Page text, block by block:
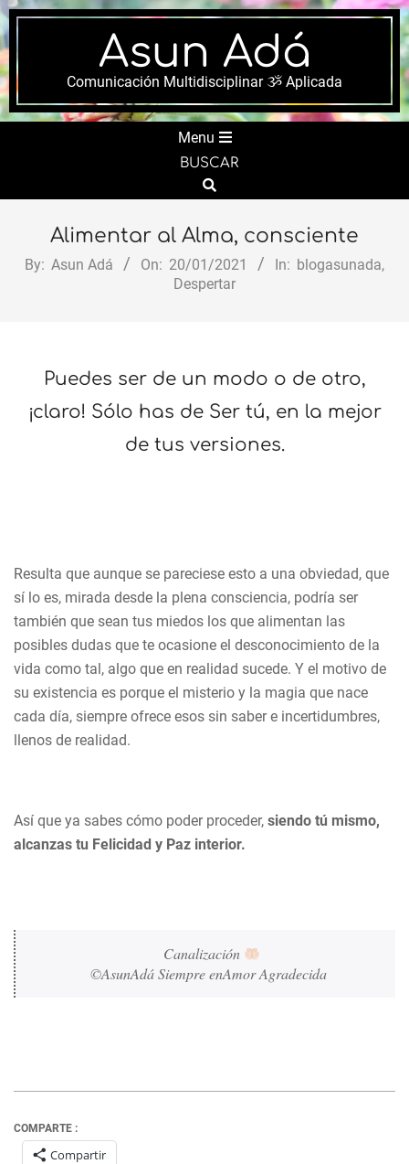
Skip
to
content
Asun Adá
Comunicación Multidisciplinar ૐ Aplicada
Menu
BUSCAR
Search
Alimentar al Alma, consciente
By: Asun Adá On: 20/01/2021 In: blogasunada,
Despertar
Puedes ser de un modo o de otro,
¡claro! Sólo has de Ser tú, en la mejor
de tus versiones.
Resulta que aunque se pareciese esto a una obviedad, que
sí lo es, mirada desde la plena consciencia, podría ser
también que sean tus miedos los que alimentan las
posibles dudas que te ocasione el desconocimiento de la
vida como tal, algo que en realidad sucede. Y el motivo de
su existencia es porque el misterio y la magia que nace
cada día, siempre ofrece esos sin saber e incertidumbres,
llenos de realidad.
Así que ya sabes cómo poder proceder, siendo tú mismo,
alcanzas tu Felicidad y Paz interior.
Canalización
©AsunAdá Siempre enAmor Agradecida
COMPARTE :
Compartir